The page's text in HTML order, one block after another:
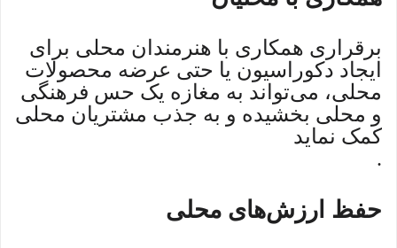
برقراری همکاری با هنرمندان محلی برای
ایجاد دکوراسیون یا حتی عرضه محصولات
محلی، می‌تواند به مغازه یک حس فرهنگی
و محلی بخشیده و به جذب مشتریان محلی
کمک نماید
.
حفظ ارزش‌های محلی